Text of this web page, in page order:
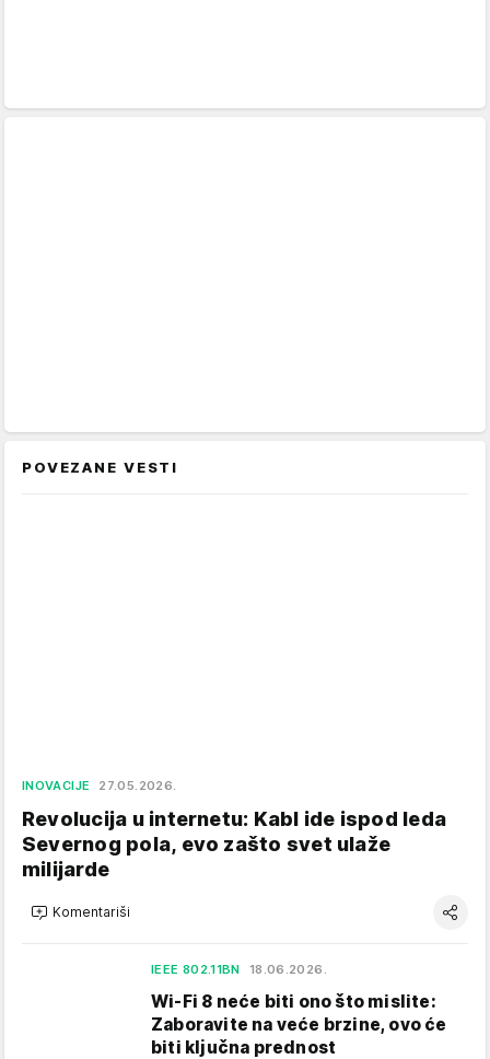
POVEZANE VESTI
INOVACIJE 27.05.2026.
Revolucija u internetu: Kabl ide ispod leda
Severnog pola, evo zašto svet ulaže
milijarde
Komentariši
IEEE 802.11BN 18.06.2026.
Wi-Fi 8 neće biti ono što mislite:
Zaboravite na veće brzine, ovo će
biti ključna prednost